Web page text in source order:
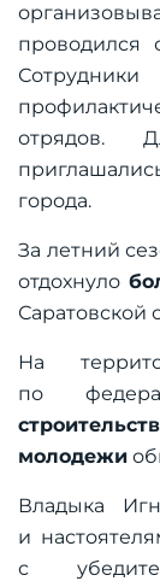
проводился
отрядов.
города.
За летний
отдохнуло
Саратовской
На
по
молодежи
Владыка
и
с